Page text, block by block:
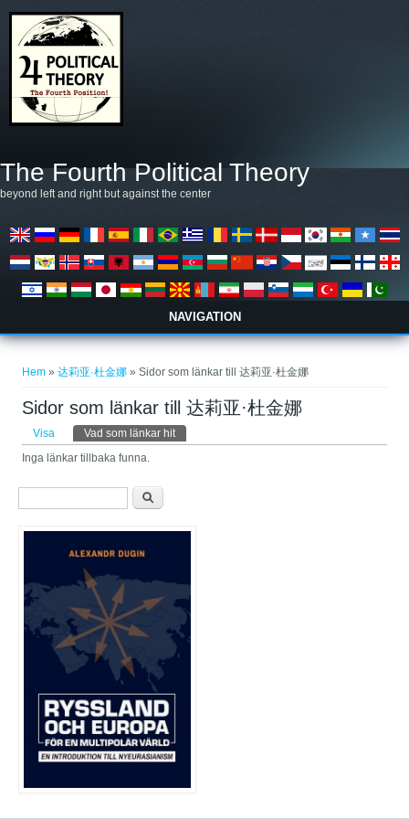
The Fourth Political Theory
beyond left and right but against the center
NAVIGATION
Hem »达莉亚·杜金娜» Sidor som länkar till 达莉亚·杜金娜
Sidor som länkar till 达莉亚·杜金娜
Primära flikar
Visa Vad som länkar hit(aktiv flik)
Inga länkar tillbaka funna.